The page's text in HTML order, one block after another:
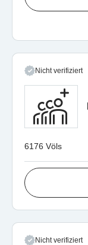
Nicht verifiziert
6176 Völs
Nicht verifiziert